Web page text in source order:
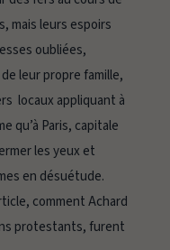
mais leurs espoirs
oubliées,
leur propre famille,
locaux appliquant à
qu’à Paris, capitale
les yeux et
en désuétude.
comment Achard
protestants, furent